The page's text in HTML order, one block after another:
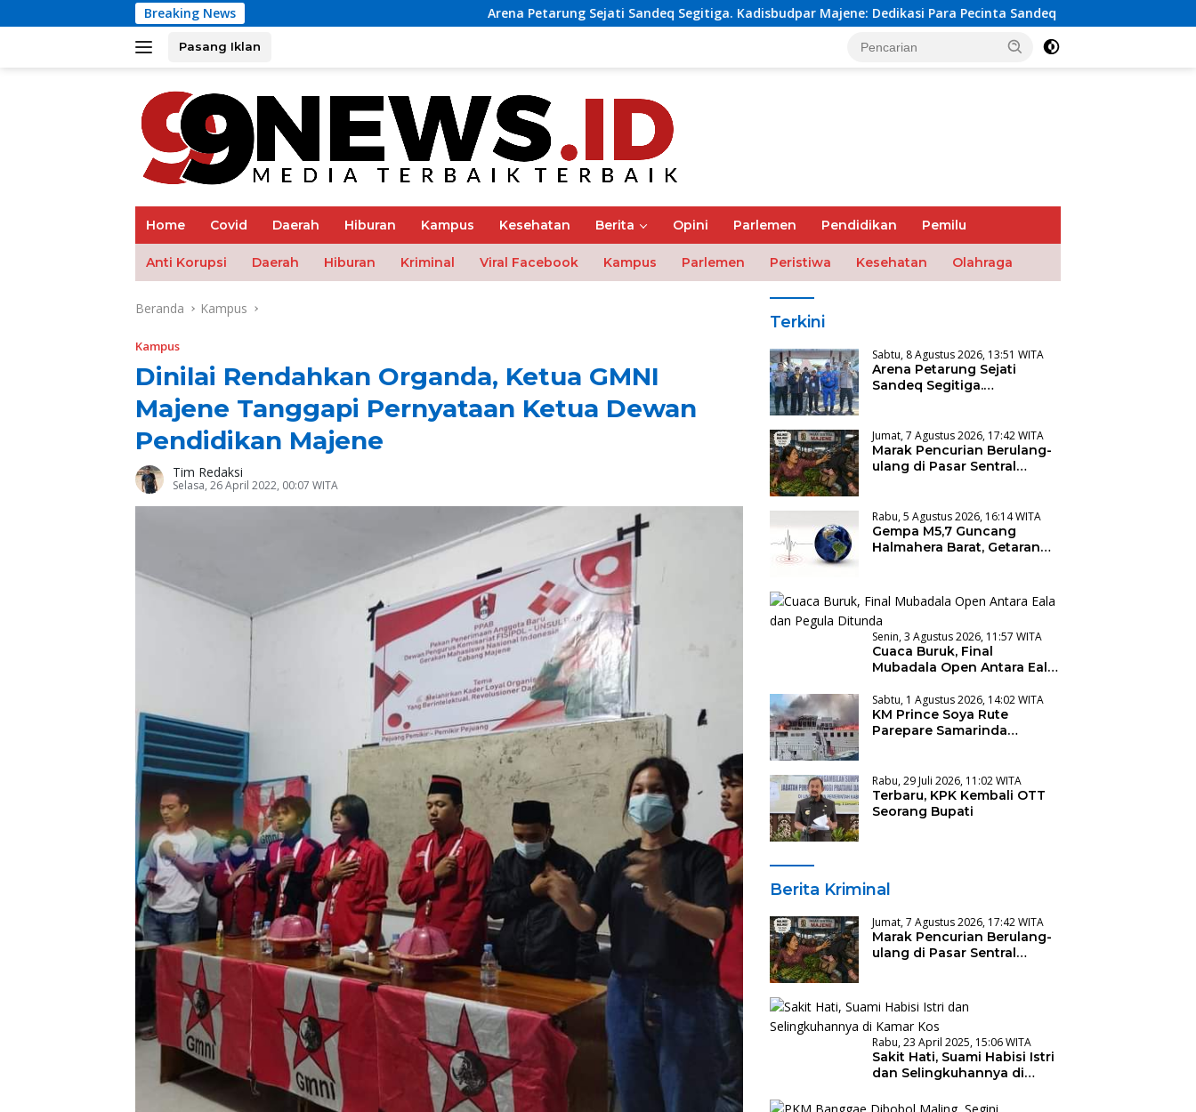
ke
Breaking News Arena Petarung Sejati Sandeq Segitiga. Kadisbudpar Majene: Dedikasi Para Pecinta Sandeq Marak Pencurian Berulang-ulang
Pasang Iklan
Home Covid Daerah Hiburan Kampus Kesehatan Berita Opini Parlemen Pendidikan Pemilu
Anti Korupsi Daerah Hiburan Kriminal Viral Facebook Kampus Parlemen Peristiwa Kesehatan Olahraga
Beranda Kampus
Kampus
Dinilai Rendahkan Organda, Ketua GMNI
Majene Tanggapi Pernyataan Ketua Dewan
Pendidikan Majene
Tim Redaksi
Selasa, 26 April 2022, 00:07 WITA
Terkini
Sabtu, 8 Agustus 2026, 13:51 WITA
Arena Petarung Sejati
Sandeq Segitiga.
Sandeq
Jumat, 7 Agustus 2026, 17:42 WITA
Marak Pencurian Berulang-
ulang di Pasar Sentral
Rabu, 5 Agustus 2026, 16:14 WITA
Gempa M5,7 Guncang
Halmahera Barat, Getaran
Senin, 3 Agustus 2026, 11:57 WITA
Cuaca Buruk, Final
Mubadala Open Antara Eala
Sabtu, 1 Agustus 2026, 14:02 WITA
KM Prince Soya Rute
Parepare Samarinda
Rabu, 29 Juli 2026, 11:02 WITA
Terbaru, KPK Kembali OTT
Seorang Bupati
Berita Kriminal
Jumat, 7 Agustus 2026, 17:42 WITA
Marak Pencurian Berulang-
ulang di Pasar Sentral
Rabu, 23 April 2025, 15:06 WITA
Sakit Hati, Suami Habisi Istri
dan Selingkuhannya di